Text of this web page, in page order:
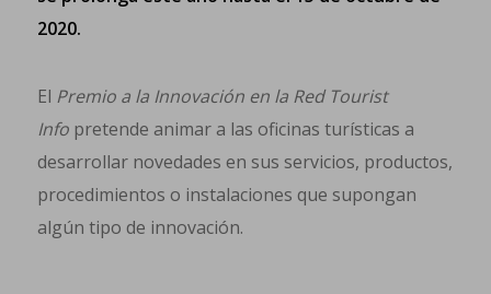
2020.
El Premio a la Innovación en la Red Tourist
Infopretende animar a las oficinas turísticas a
desarrollar novedades en sus servicios, productos,
procedimientos o instalaciones que supongan
algún tipo de innovación.